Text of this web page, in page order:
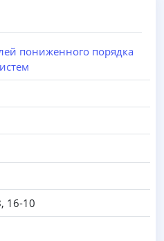
пониженного порядка
16-10